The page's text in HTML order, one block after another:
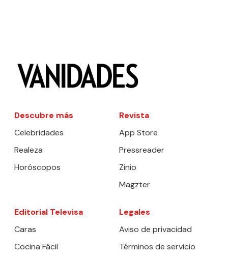
Descubre más
Celebridades
Realeza
Horóscopos
Revista
App Store
Pressreader
Zinio
Magzter
Editorial Televisa
Caras
Cocina Fácil
Legales
Aviso de privacidad
Términos de servicio